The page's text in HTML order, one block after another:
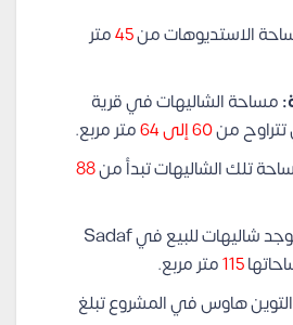
الاستديوهات من45متر
مساحة الشاليهات في قرية
من
متر مربع.
تلك الشاليهات تبدأ من88
يوجد شاليهات للبيع في Sadaf
115متر مربع.
هاوس في المشروع تبلغ